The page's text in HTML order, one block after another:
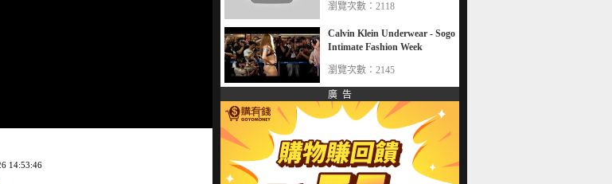
14:53:46
瀏覽次數：2118
Calvin Klein Underwear - Sogo
Intimate Fashion Week
瀏覽次數：2145
廣 告